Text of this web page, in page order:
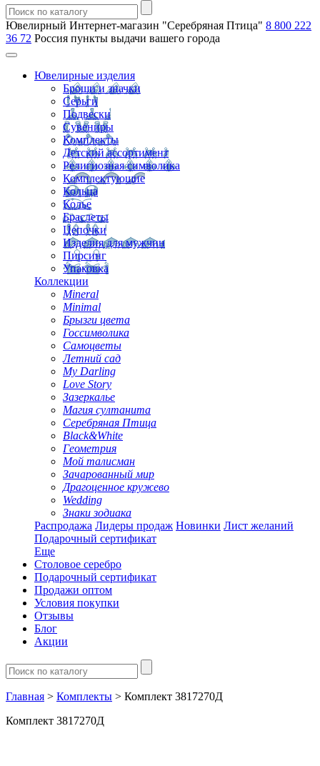
Ювелирный Интернет-магазин "Серебряная Птица" 8 800 222
36 72 Россия пункты выдачи вашего города
Ювелирные изделия
Броши и значки
Серьги
Подвески
Сувениры
Комплекты
Детский ассортимент
Религиозная символика
Комплектующие
Кольца
Колье
Браслеты
Цепочки
Изделия для мужчин
Пирсинг
Упаковка
Коллекции
Mineral
Minimal
Брызги цвета
Госсимволика
Самоцветы
Летний сад
My Darling
Love Story
Зазеркалье
Магия султанита
Серебряная Птица
Black&White
Геометрия
Мой талисман
Зачарованный мир
Драгоценное кружево
Wedding
Знаки зодиака
Распродажа Лидеры продаж Новинки Лист желаний
Подарочный сертификат
Еще
Столовое серебро
Подарочный сертификат
Продажи оптом
Условия покупки
Отзывы
Блог
Акции
Главная > Комплекты > Комплект 3817270Д
Комплект 3817270Д